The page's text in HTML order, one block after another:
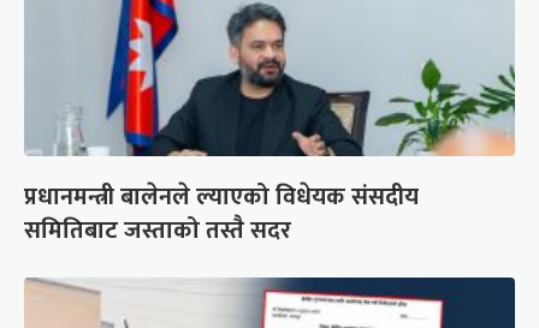
प्रधानमन्त्री बालेनले ल्याएको विधेयक संसदीय
समितिबाट जस्ताको तस्तै सदर